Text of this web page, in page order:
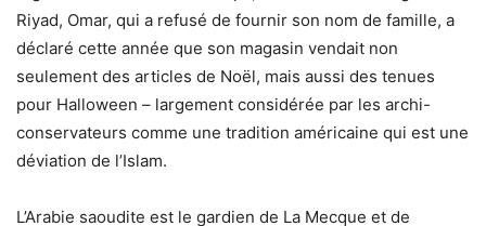
Riyad, Omar, qui a refusé de fournir son nom de famille, a
déclaré cette année que son magasin vendait non
seulement des articles de Noël, mais aussi des tenues
pour Halloween – largement considérée par les archi-
conservateurs comme une tradition américaine qui est une
déviation de l’Islam.
L’Arabie saoudite est le gardien de La Mecque et de